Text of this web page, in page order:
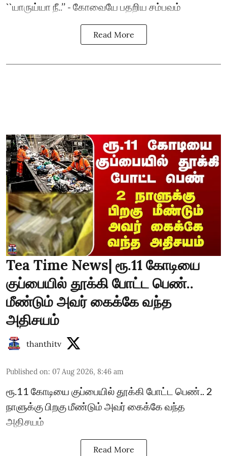
``யாருய்யா நீ..’’ - கோவையே பதறிய சம்பவம்
Read More
Tea Time News| ரூ.11 கோடியை
குப்பையில் தூக்கி போட்ட பெண்..
மீண்டும் அவர் கைக்கே வந்த
அதிசயம்
thanthitv
Published on: 07 Aug 2026, 8:46 am
ரூ.11 கோடியை குப்பையில் தூக்கி போட்ட பெண்.. 2
நாளுக்கு பிறகு மீண்டும் அவர் கைக்கே வந்த
அதிசயம்
Read More